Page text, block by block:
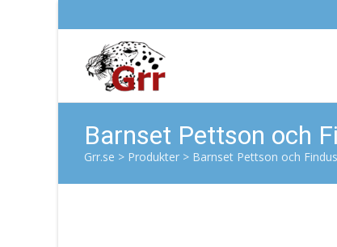
Barnset Pettson och
Grr.se > Produkter > Barnset Pettson och